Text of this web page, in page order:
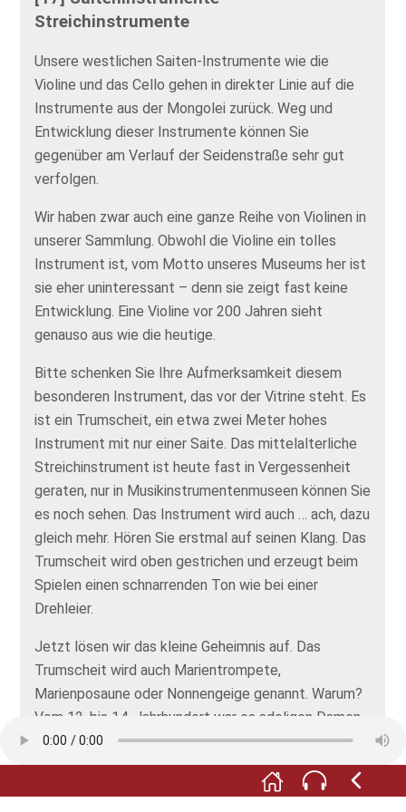
Streichinstrumente
Unsere westlichen Saiten-Instrumente wie die
Violine und das Cello gehen in direkter Linie auf die
Instrumente aus der Mongolei zurück. Weg und
Entwicklung dieser Instrumente können Sie
gegenüber am Verlauf der Seidenstraße sehr gut
verfolgen.
Wir haben zwar auch eine ganze Reihe von Violinen in
unserer Sammlung. Obwohl die Violine ein tolles
Instrument ist, vom Motto unseres Museums her ist
sie eher uninteressant – denn sie zeigt fast keine
Entwicklung. Eine Violine vor 200 Jahren sieht
genauso aus wie die heutige.
Bitte schenken Sie Ihre Aufmerksamkeit diesem
besonderen Instrument, das vor der Vitrine steht. Es
ist ein Trumscheit, ein etwa zwei Meter hohes
Instrument mit nur einer Saite. Das mittelalterliche
Streichinstrument ist heute fast in Vergessenheit
geraten, nur in Musikinstrumentenmuseen können Sie
es noch sehen. Das Instrument wird auch … ach, dazu
gleich mehr. Hören Sie erstmal auf seinen Klang. Das
Trumscheit wird oben gestrichen und erzeugt beim
Spielen einen schnarrenden Ton wie bei einer
Drehleier.
Jetzt lösen wir das kleine Geheimnis auf. Das
Trumscheit wird auch Marientrompete,
Marienposaune oder Nonnengeige genannt. Warum?
Vom 12. bis 14. Jahrhundert war es adeligen Damen
und Nonnen verboten, Blasinstrumente zu spielen.
Das sei obszön, hieß es. Bei den Passionsspielen
mussten jedoch durchaus mal die himmlischen